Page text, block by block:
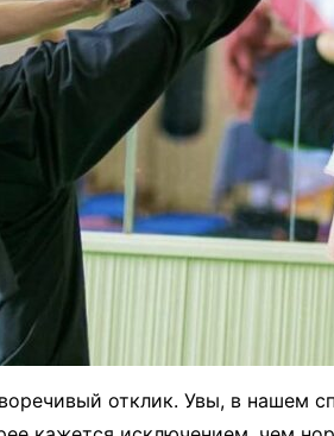
отклик. Увы, в нашем